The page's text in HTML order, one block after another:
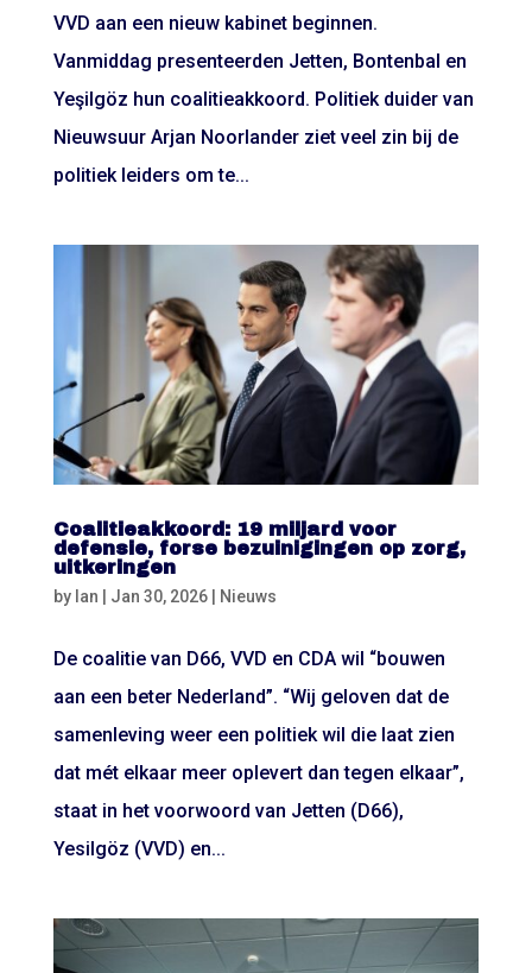
VVD aan een nieuw kabinet beginnen.
Vanmiddag presenteerden Jetten, Bontenbal en
Yeşilgöz hun coalitieakkoord. Politiek duider van
Nieuwsuur Arjan Noorlander ziet veel zin bij de
politiek leiders om te...
Coalitieakkoord: 19 miljard voor
defensie, forse bezuinigingen op zorg,
uitkeringen
by Ian | Jan 30, 2026| Nieuws
De coalitie van D66, VVD en CDA wil “bouwen
aan een beter Nederland”. “Wij geloven dat de
samenleving weer een politiek wil die laat zien
dat mét elkaar meer oplevert dan tegen elkaar”,
staat in het voorwoord van Jetten (D66),
Yesilgöz (VVD) en...